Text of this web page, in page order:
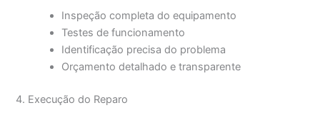
Inspeção completa do equipamento
Testes de funcionamento
Identificação precisa do problema
Orçamento detalhado e transparente
4. Execução do Reparo